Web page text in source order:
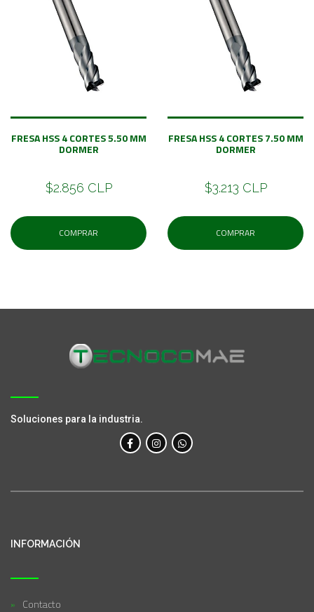
FRESA HSS 4 CORTES 5.50 MM
DORMER
$2.856 CLP
COMPRAR
FRESA HSS 4 CORTES 7.50 MM
DORMER
$3.213 CLP
COMPRAR
Soluciones para la industria.
INFORMACIÓN
Contacto